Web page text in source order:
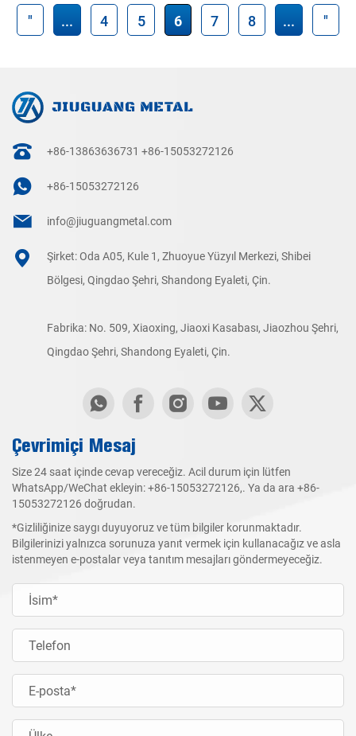
" ... 4 5 6 7 8 ... "
+86-13863636731 +86-15053272126
+86-15053272126
info@jiuguangmetal.com
Şirket: Oda A05, Kule 1, Zhuoyue Yüzyıl Merkezi, Shibei
Bölgesi, Qingdao Şehri, Shandong Eyaleti, Çin.
Fabrika: No. 509, Xiaoxing, Jiaoxi Kasabası, Jiaozhou Şehri,
Qingdao Şehri, Shandong Eyaleti, Çin.
Çevrimiçi Mesaj
Size 24 saat içinde cevap vereceğiz. Acil durum için lütfen
WhatsApp/WeChat ekleyin:+86-15053272126,. Ya da ara +86-
15053272126 doğrudan.
*Gizliliğinize saygı duyuyoruz ve tüm bilgiler korunmaktadır.
Bilgilerinizi yalnızca sorunuza yanıt vermek için kullanacağız ve asla
istenmeyen e-postalar veya tanıtım mesajları göndermeyeceğiz.